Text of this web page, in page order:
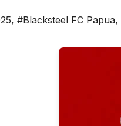
, #Blacksteel FC Papua,